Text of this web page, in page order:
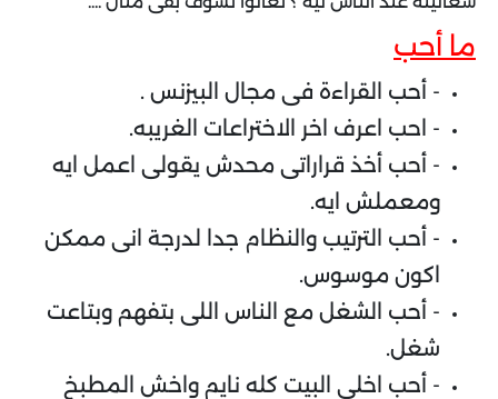
ما أحب
- أحب القراءة فى مجال البيزنس .
- احب اعرف اخر الاختراعات الغريبه.
- أحب أخذ قراراتى محدش يقولى اعمل ايه
ومعملش ايه.
- أحب الترتيب والنظام جدا لدرجة انى ممكن
اكون موسوس.
- أحب الشغل مع الناس اللى بتفهم وبتاعت
شغل.
- أحب اخلى البيت كله نايم واخش المطبخ